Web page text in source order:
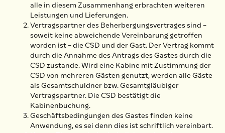
alle in diesem Zusammenhang erbrachten weiteren
Leistungen und Lieferungen.
Vertragspartner des Beherbergungsvertrages sind –
soweit keine abweichende Vereinbarung getroffen
worden ist – die CSD und der Gast. Der Vertrag kommt
durch die Annahme des Antrags des Gastes durch die
CSD zustande. Wird eine Kabine mit Zustimmung der
CSD von mehreren Gästen genutzt, werden alle Gäste
als Gesamtschuldner bzw. Gesamtgläubiger
Vertragspartner. Die CSD bestätigt die
Kabinenbuchung.
Geschäftsbedingungen des Gastes finden keine
Anwendung, es sei denn dies ist schriftlich vereinbart.